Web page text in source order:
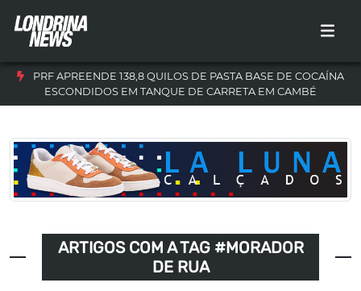
PRF APREENDE 138,8 QUILOS DE PASTA BASE DE COCAÍNA
ESCONDIDOS EM TANQUE DE CARRETA EM CAMBÉ
ARTIGOS COM A TAG #MORADOR
DE RUA